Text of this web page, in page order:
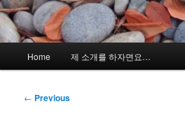
Home 제 소개를 하자면요…
Post
← Previous